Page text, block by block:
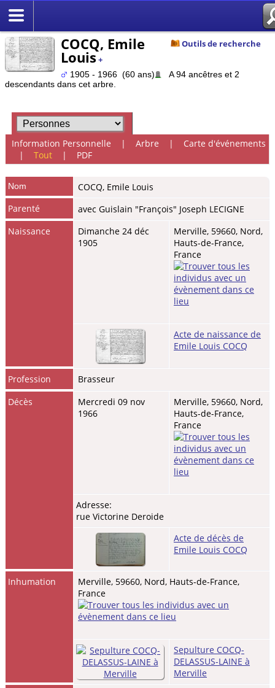
Outils de recherche
COCQ, Emile
Louis+
1905 - 1966 (60 ans)
A 94 ancêtres et 2
descendants dans cet arbre.
Information Personnelle | Arbre | Carte d'événements
| Tout| PDF
Nom COCQ, Emile Louis
Parenté
avec Guislain "François" Joseph LECIGNE
Naissance
Dimanche 24 déc
1905
Merville, 59660, Nord,
Hauts-de-France,
France
Acte de naissance de
Emile Louis COCQ
Profession
Brasseur
Décès
Mercredi 09 nov
1966
Merville, 59660, Nord,
Hauts-de-France,
France
Adresse:
rue Victorine Deroide
Acte de décès de
Emile Louis COCQ
Inhumation
Merville, 59660, Nord, Hauts-de-France,
France
Sepulture COCQ-
DELASSUS-LAINE à
Merville